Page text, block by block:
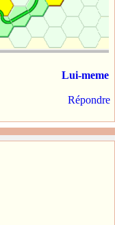
Lui-meme
Répondre